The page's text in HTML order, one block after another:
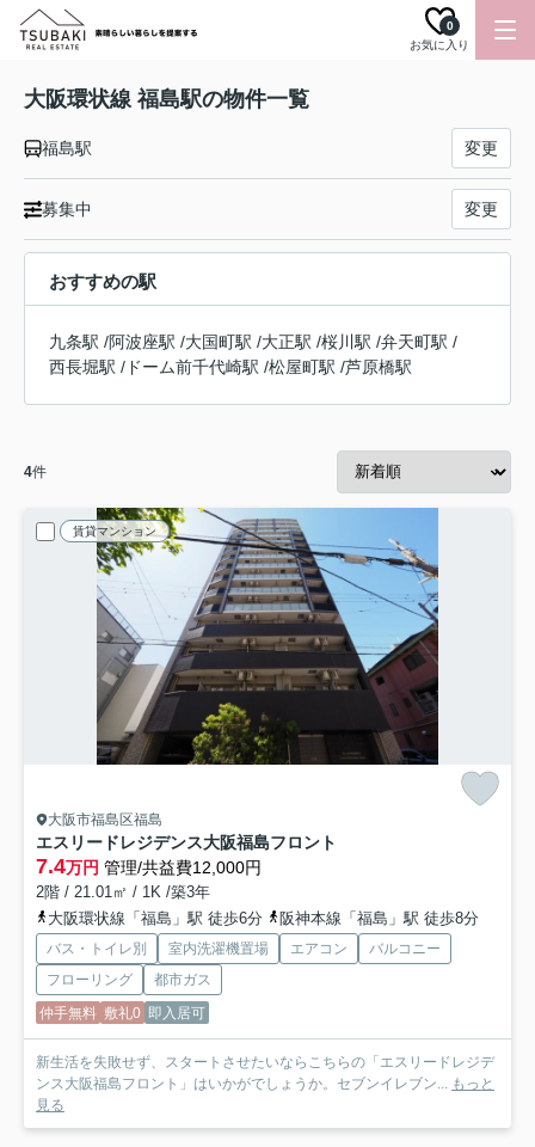
お気に入り
0
大阪環状線 福島駅の物件一覧
福島駅 変更
募集中 変更
おすすめの駅
九条駅 /阿波座駅 /大国町駅 /大正駅 /桜川駅 /弁天町駅 /
西長堀駅 / ドーム前千代崎駅 /松屋町駅 /芦原橋駅
4件
賃貸マンション
大阪市福島区福島
エスリードレジデンス大阪福島フロント
7.4万円 管理/共益費12,000円
2階 / 21.01㎡ / 1K /築3年
大阪環状線「福島」駅 徒歩6分
阪神本線「福島」駅 徒歩8分
バス・トイレ別 室内洗濯機置場 エアコン
バルコニー
フローリング
都市ガス
仲手無料 敷礼0 即入居可
新生活を失敗せず、スタートさせたいならこちらの「エスリードレジデ
ンス大阪福島フロント」はいかがでしょうか。セブンイレブン... もっと
見る